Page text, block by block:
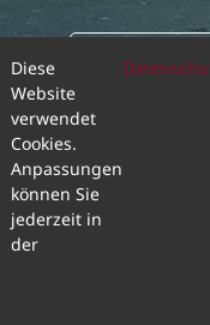
TISCH
© 2026 |
Traditionelle
Diese
Website
verwendet
Cookies.
Anpassungen
können Sie
jederzeit in
der